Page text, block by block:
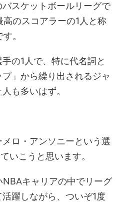
スケットボールリーグで
のスコアラーの1人と称
。
の1人で、特に代名詞と
」から繰り出されるジャ
も多いはず。
ロ・アンソニーという選
いこうと思います。
キャリアの中でリーグ
躍しながら、ついぞ1度